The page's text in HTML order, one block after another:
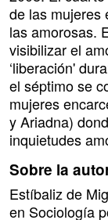
de las mujeres
las amorosas.
visibilizar el
‘liberación'
el séptimo se
mujeres
y Ariadna)
inquietudes
Sobre la
Estíbaliz de
en Sociología